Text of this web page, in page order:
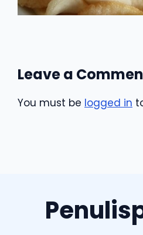
Leave a
You must be logged in